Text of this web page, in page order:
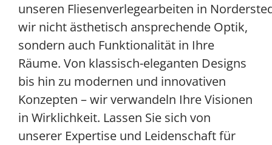
unseren Fliesenverlegearbeiten in
wir nicht ästhetisch ansprechende Optik,
sondern auch Funktionalität in Ihre
Räume. Von klassisch-eleganten Designs
bis hin zu modernen und innovativen
Konzepten – wir verwandeln Ihre Visionen
in Wirklichkeit. Lassen Sie sich von
unserer Expertise und Leidenschaft für